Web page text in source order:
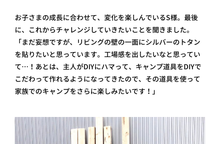
お子さまの成長に合わせて、変化を楽しんでいるS様。最後
に、これからチャレンジしていきたいことを聞きました。
「まだ妄想ですが、リビングの壁の一面にシルバーのトタン
を貼りたいと思っています。工場感を出したいなと思ってい
て…！あとは、主人がDIYにハマって、キャンプ道具をDIYで
こだわって作れるようになってきたので、その道具を使って
家族でのキャンプをさらに楽しみたいです！」